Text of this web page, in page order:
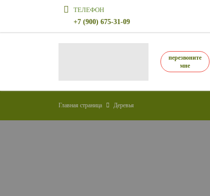
ТЕЛЕФОН
+7 (900) 675-31-09
перезвоните
мне
Главная страница Деревья